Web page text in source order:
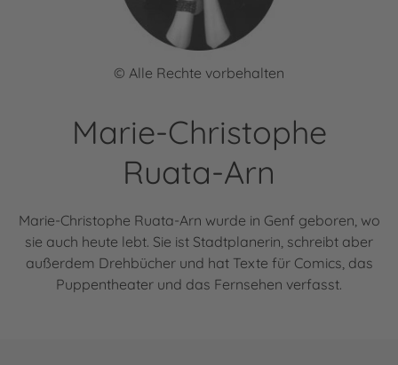
© Alle Rechte vorbehalten
Marie-Christophe
Ruata-Arn
Marie-Christophe Ruata-Arn wurde in Genf geboren, wo
sie auch heute lebt. Sie ist Stadtplanerin, schreibt aber
außerdem Drehbücher und hat Texte für Comics, das
Puppentheater und das Fernsehen verfasst.